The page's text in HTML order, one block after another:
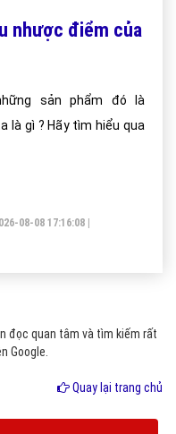
nhược điểm của
sản phẩm đó là
08-08 17:16:08
đọc quan tâm và tìm kiếm rất
Google.
Quay lại trang chủ